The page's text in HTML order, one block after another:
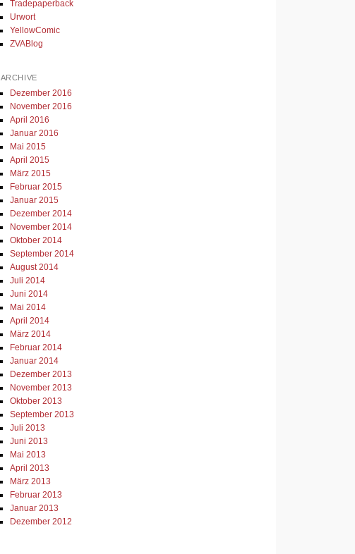
Tradepaperback
Urwort
YellowComic
ZVABlog
ARCHIVE
Dezember 2016
November 2016
April 2016
Januar 2016
Mai 2015
April 2015
März 2015
Februar 2015
Januar 2015
Dezember 2014
November 2014
Oktober 2014
September 2014
August 2014
Juli 2014
Juni 2014
Mai 2014
April 2014
März 2014
Februar 2014
Januar 2014
Dezember 2013
November 2013
Oktober 2013
September 2013
Juli 2013
Juni 2013
Mai 2013
April 2013
März 2013
Februar 2013
Januar 2013
Dezember 2012